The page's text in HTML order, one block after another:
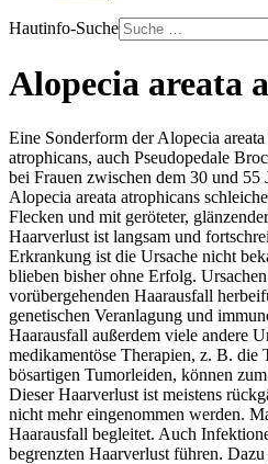
Hautinfo-Suche
Alopecia areata
Eine Sonderform der Alopecia
atrophicans, auch Pseudopedale
bei Frauen zwischen dem 30 und 55
Alopecia areata atrophicans
Flecken und mit geröteter,
Haarverlust ist langsam und
Erkrankung ist die Ursache nicht
blieben bisher ohne Erfolg.
vorübergehenden Haarausfall
genetischen Veranlagung und
Haarausfall außerdem viele andere
medikamentöse Therapien, z. B. die
bösartigen Tumorleiden, können
Dieser Haarverlust ist meistens
nicht mehr eingenommen werden.
Haarausfall begleitet. Auch
begrenzten Haarverlust führen. Dazu